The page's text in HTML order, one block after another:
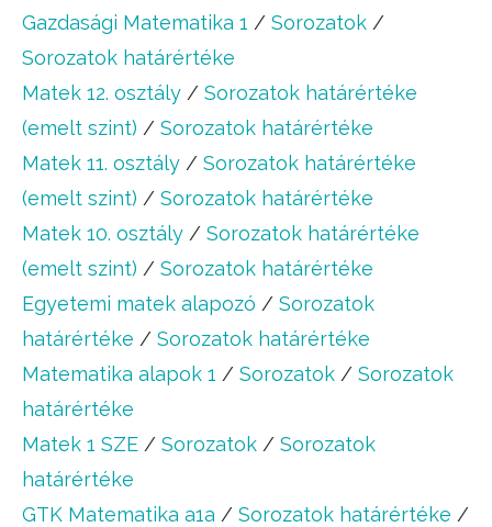
Gazdasági Matematika 1 / Sorozatok /
Sorozatok határértéke
Matek 12. osztály / Sorozatok határértéke
(emelt szint) / Sorozatok határértéke
Matek 11. osztály / Sorozatok határértéke
(emelt szint) / Sorozatok határértéke
Matek 10. osztály / Sorozatok határértéke
(emelt szint) / Sorozatok határértéke
Egyetemi matek alapozó / Sorozatok
határértéke / Sorozatok határértéke
Matematika alapok 1 / Sorozatok / Sorozatok
határértéke
Matek 1 SZE / Sorozatok / Sorozatok
határértéke
GTK Matematika a1a / Sorozatok határértéke /